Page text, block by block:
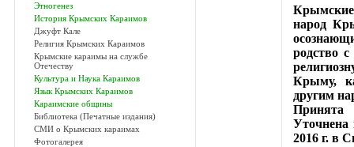
Этногенез
История Крымских Караимов
Джуфт Кале
Религия Крымских Караимов
Крымские караимы на службе
Отечеству
Культура и Наука Караимов
Язык Крымских Караимов
Караимские общины
Библиотека (Печатные издания)
СМИ о Крымских караимах
Фотогалерея
народ
родство
Крыму,
другим
Принята
Уточнена
2016 г. в